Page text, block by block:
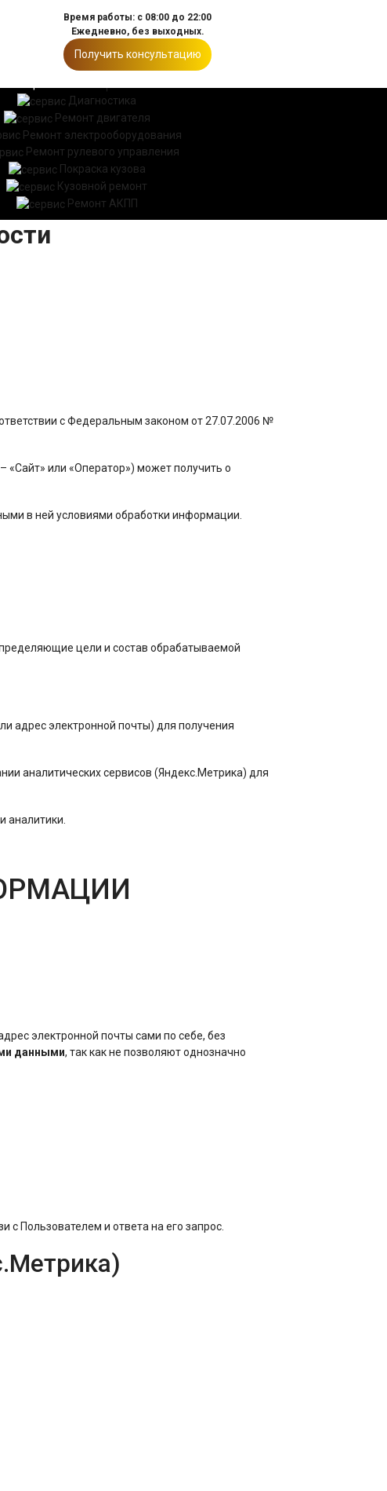
Время работы: с 08:00 до 22:00
Ежедневно, без выходных.
Получить консультацию
Диагностика
Ремонт двигателя
Ремонт электрооборудования
Ремонт рулевого управления
Покраска кузова
Кузовной ремонт
Ремонт АКПП
с Федеральным законом от 27.07.2006 №
«Сайт» или «Оператор») может получить о
в ней условиями обработки информации.
цели и состав обрабатываемой
адрес электронной почты) для получения
аналитических сервисов (Яндекс.Метрика) для
аналитики.
электронной почты сами по себе, без
данными, так как не позволяют однозначно
Пользователем и ответа на его запрос.